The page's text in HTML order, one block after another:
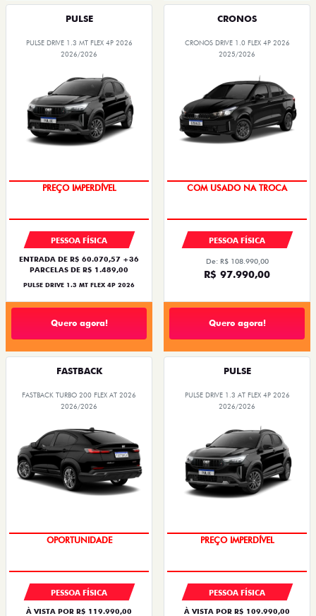
PULSE
PULSE DRIVE 1.3 MT FLEX 4P 2026
2026/2026
PREÇO IMPERDÍVEL
PESSOA FÍSICA
ENTRADA DE R$ 60.070,57 +36
PARCELAS DE R$ 1.489,00
PULSE DRIVE 1.3 MT FLEX 4P 2026
Quero agora!
CRONOS
CRONOS DRIVE 1.0 FLEX 4P 2026
2025/2026
COM USADO NA TROCA
PESSOA FÍSICA
De: R$ 108.990,00
R$ 97.990,00
Quero agora!
FASTBACK
FASTBACK TURBO 200 FLEX AT 2026
2026/2026
OPORTUNIDADE
PESSOA FÍSICA
À VISTA POR R$ 119.990,00
PULSE
PULSE DRIVE 1.3 AT FLEX 4P 2026
2026/2026
PREÇO IMPERDÍVEL
PESSOA FÍSICA
À VISTA POR R$ 109.990,00